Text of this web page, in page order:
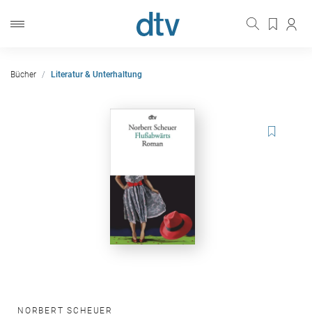
Bücher Literatur & Unterhaltung
NORBERT SCHEUER